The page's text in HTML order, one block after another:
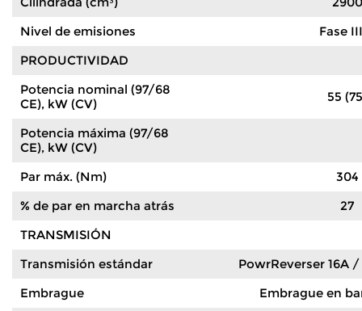
Nivel de emisiones
Fase
PRODUCTIVIDAD
Potencia nominal (97/68
CE), kW (CV)
55
Potencia máxima (97/68
CE), kW (CV)
Par máx. (Nm)
304
% de par en marcha atrás
27
TRANSMISIÓN
Transmisión estándar
PowrReverser 16A /
Embrague
Embrague en